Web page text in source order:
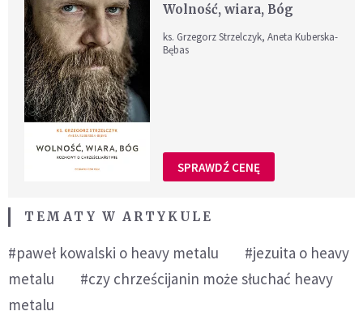
Wolność, wiara, Bóg
ks. Grzegorz Strzelczyk, Aneta Kuberska-
Bębas
SPRAWDŹ CENĘ
TEMATY W ARTYKULE
#paweł kowalski o heavy metalu
#jezuita o heavy
metalu
#czy chrześcijanin może słuchać heavy
metalu